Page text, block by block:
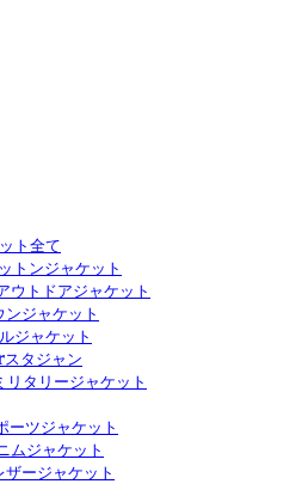
ト全て
トンジャケット
ウトドアジャケット
ンジャケット
ジャケット
スタジャン
リタリージャケット
ーツジャケット
ムジャケット
ザージャケット